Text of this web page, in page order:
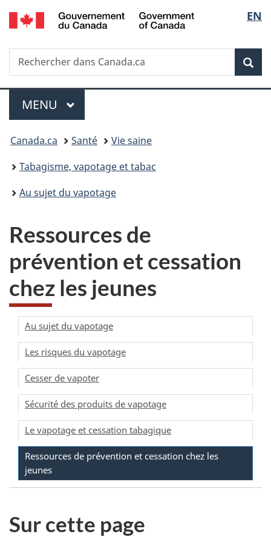
Passer
au
principal
Passer
à
Au
du
Passer
à
version
simplifiée
de
la
EN
Recherche
Rechercher
dans
Menu
MENU PRINCIPAL
Vous
êtes
ici :
Canada.ca Santé
Vie saine
Tabagisme, vapotage et tabac
Au sujet du vapotage
Ressources de
prévention et cessation
chez les jeunes
Au sujet du vapotage
Les risques du vapotage
Cesser de vapoter
Sécurité des produits de vapotage
Le vapotage et cessation tabagique
Ressources de prévention et cessation chez les
jeunes
Sur cette page